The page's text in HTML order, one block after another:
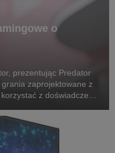
o
prezentując Predator
zaprojektowane z
z doświadczenia